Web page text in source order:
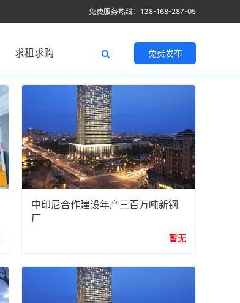
免费服务热线：138-168-287-05
求租求购 免费发布
中印尼合作建设年产三百万吨新钢
厂
暂无